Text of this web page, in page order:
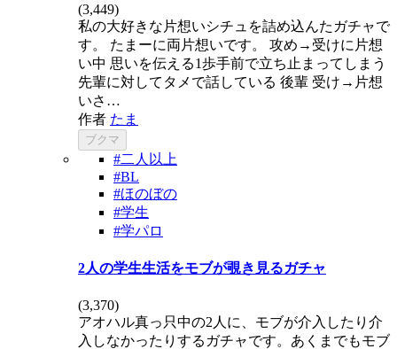
(3,449)
私の大好きな片想いシチュを詰め込んたガチャで
す。 たまーに両片想いです。 攻め→受けに片想
い中 思いを伝える1歩手前で立ち止まってしまう
先輩に対してタメで話している 後輩 受け→片想
いさ…
作者 たま
ブクマ
#二人以上
#BL
#ほのぼの
#学生
#学パロ
2人の学生生活をモブが覗き見るガチャ
(3,370)
アオハル真っ只中の2人に、モブが介入したり介
入しなかったりするガチャです。あくまでもモブ